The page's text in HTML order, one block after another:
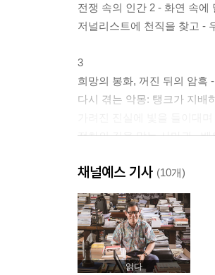
전쟁 속의 인간 2 - 화연 속에
저널리스트에 천직을 찾고 -
3
희망의 봉화, 꺼진 뒤의 암흑
다시 겪는 악몽: 탱크가 지배
전차의 길을 막는 사마귀 -
4
한국 현대 중국혁명 연구의
"선지자는 고향에서 박해받
무신론자의 인간관, 사회이
채널예스 기사 (10개)
읽다